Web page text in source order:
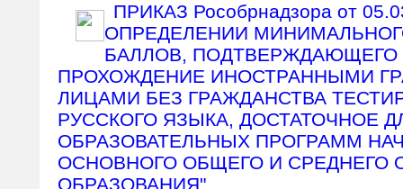
ПРИКАЗ Рособрнадзора от
ОПРЕДЕЛЕНИИ
БАЛЛОВ,
ПРОХОЖДЕНИЕ ИНОСТРАННЫМИ
ЛИЦАМИ БЕЗ ГРАЖДАНСТВА
РУССКОГО ЯЗЫКА, ДОСТАТОЧНОЕ
ОБРАЗОВАТЕЛЬНЫХ ПРОГРАММ
ОСНОВНОГО ОБЩЕГО И СРЕДНЕГО
ОБРАЗОВАНИЯ"